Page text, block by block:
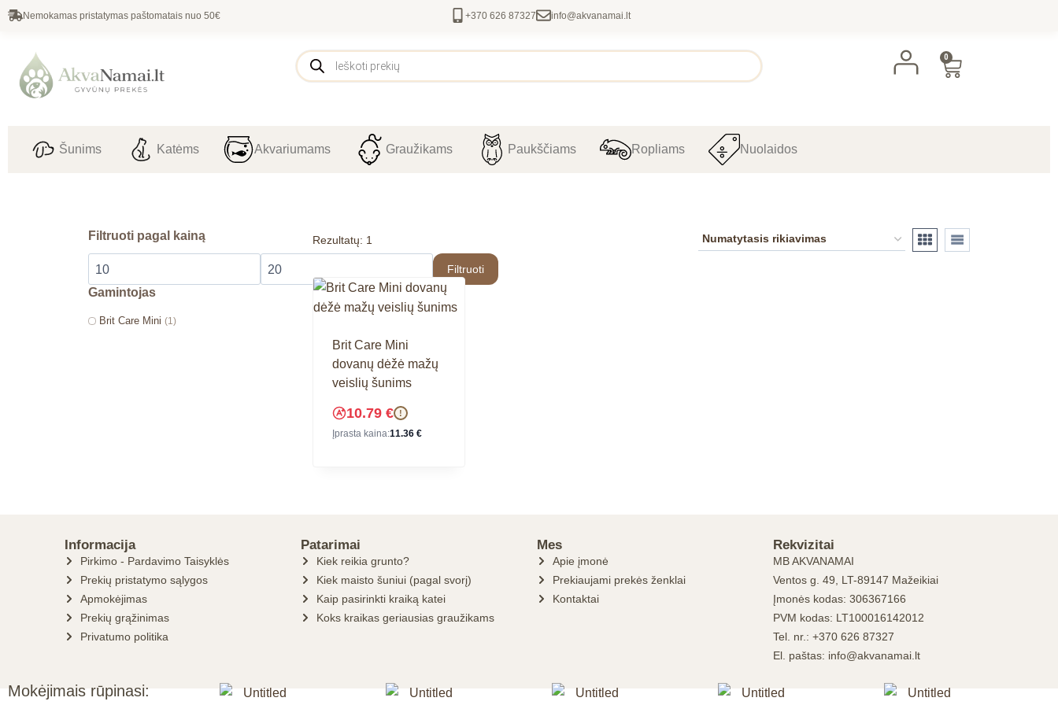
Nemokamas pristatymas paštomatais nuo 50€ +370 626 87327 info@akvanamai.lt
0
Šunims Katėms Akvariumams Graužikams Paukščiams Ropliams Nuolaidos
Filtruoti pagal kainą
Filtruoti
Gamintojas
Brit Care Mini (1)
Rezultatų: 1
Brit Care Mini
dovanų dėžė mažų
veislių šunims
10.79 € !
Įprasta kaina:11.36 €
Informacija
Pirkimo - Pardavimo Taisyklės
Prekių pristatymo sąlygos
Apmokėjimas
Prekių grąžinimas
Privatumo politika
Patarimai
Kiek reikia grunto?
Kiek maisto šuniui (pagal svorį)
Kaip pasirinkti kraiką katei
Koks kraikas geriausias graužikams
Mes
Apie įmonė
Prekiaujami prekės ženklai
Kontaktai
Rekvizitai
MB AKVANAMAI
Ventos g. 49, LT-89147 Mažeikiai
Įmonės kodas: 306367166
PVM kodas: LT100016142012
Tel. nr.: +370 626 87327
El. paštas: info@akvanamai.lt
Mokėjimais rūpinasi: